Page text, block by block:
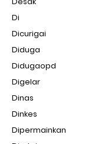
Di
Dicurigai
Diduga
Didugaopd
Digelar
Dinas
Dinkes
Dipermainkan